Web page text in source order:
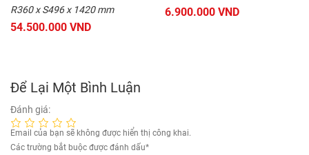
R360 x S496 x 1420 mm
54.500.000 VND
6.900.000 VND
Để Lại Một Bình Luận
Đánh giá:
Email của bạn sẽ không được hiển thị công khai.
Các trường bắt buộc được đánh dấu*